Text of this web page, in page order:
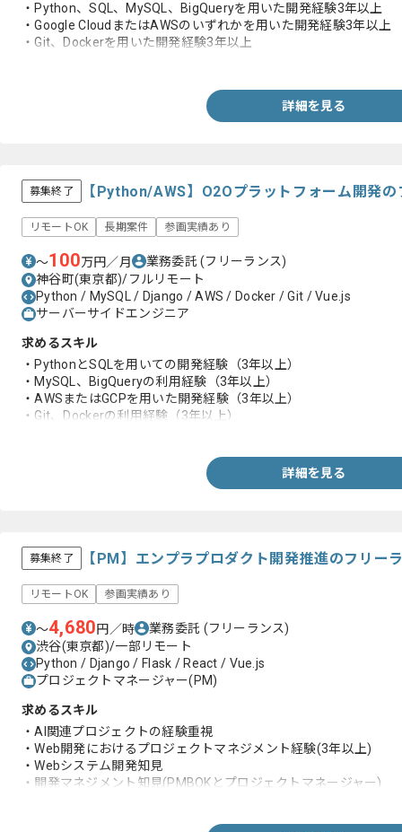
・Python、SQL、MySQL、BigQueryを用いた開発経験3年以上
・Google CloudまたはAWSのいずれかを用いた開発経験3年以上
・Git、Dockerを用いた開発経験3年以上
詳細を見る
募集終了 【Python/AWS】O2Oプラットフォーム開発
リモートOK 長期案件 参画実績あり
〜100万円／月 業務委託(フリーランス)
神谷町(東京都)/フルリモート
Python / MySQL / Django / AWS / Docker / Git / Vue.js
サーバーサイドエンジニア
求めるスキル
・PythonとSQLを用いての開発経験（3年以上）
・MySQL、BigQueryの利用経験（3年以上）
・AWSまたはGCPを用いた開発経験（3年以上）
・Git、Dockerの利用経験（3年以上）
詳細を見る
募集終了 【PM】エンプラプロダクト開発推進のフリー
リモートOK 参画実績あり
〜4,680円／時 業務委託 (フリーランス)
渋谷(東京都)/一部リモート
Python / Django / Flask / React / Vue.js
プロジェクトマネージャー(PM)
求めるスキル
・AI関連プロジェクトの経験重視
・Web開発におけるプロジェクトマネジメント経験(3年以上)
・Webシステム開発知見
・開発マネジメント知見(PMBOKとプロジェクトマネージャー)